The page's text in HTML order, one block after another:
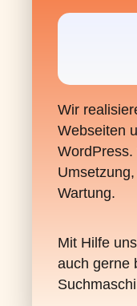
Wir
Webseiten
WordPress.
Wartung.
Mit Hilfe
auch gerne